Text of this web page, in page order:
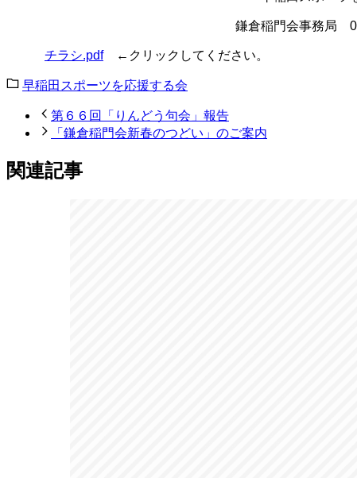
鎌倉稲門会事務局 0467（
チラシ.pdf←クリックしてください。
早稲田スポーツを応援する会
第６６回「りんどう句会」報告
「鎌倉稲門会新春のつどい」のご案内
関連記事